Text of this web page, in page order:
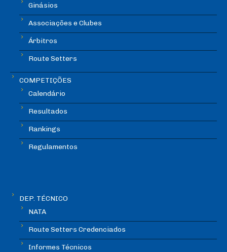
Ginásios
Associações e Clubes
Árbitros
Route Setters
COMPETIÇÕES
Calendário
Resultados
Rankings
Regulamentos
DEP. TÉCNICO
NATA
Route Setters Credenciados
Informes Técnicos